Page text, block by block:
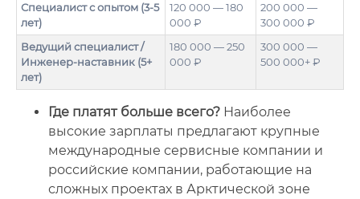
Специалист с опытом (3-5
лет)
120 000 — 180
000 ₽
200 000 —
300 000 ₽
Ведущий специалист /
Инженер-наставник (5+
лет)
180 000 — 250
000 ₽
300 000 —
500 000+ ₽
Где платят больше всего? Наиболее
высокие зарплаты предлагают крупные
международные сервисные компании и
российские компании, работающие на
сложных проектах в Арктической зоне